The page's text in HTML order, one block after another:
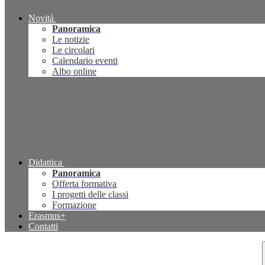
Novità
Panoramica
Le notizie
Le circolari
Calendario eventi
Albo online
Didattica
Panoramica
Offerta formativa
I progetti delle classi
Formazione
Erasmus+
Contatti